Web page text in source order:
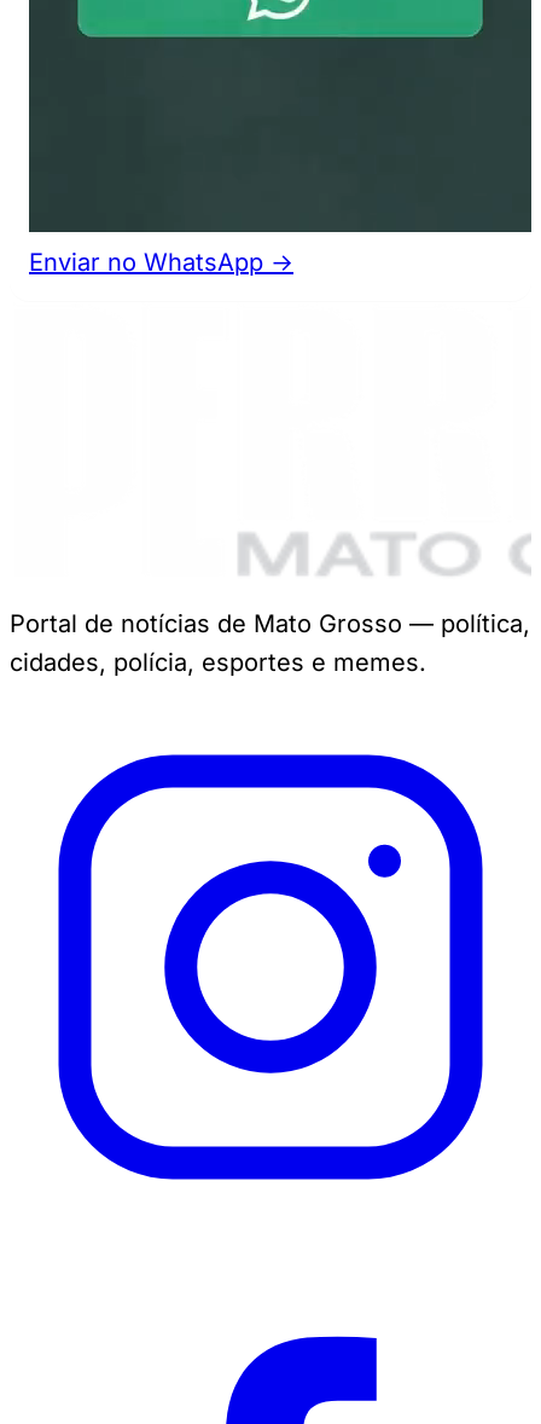
Enviar no WhatsApp →
Portal de notícias de Mato Grosso — política,
cidades, polícia, esportes e memes.